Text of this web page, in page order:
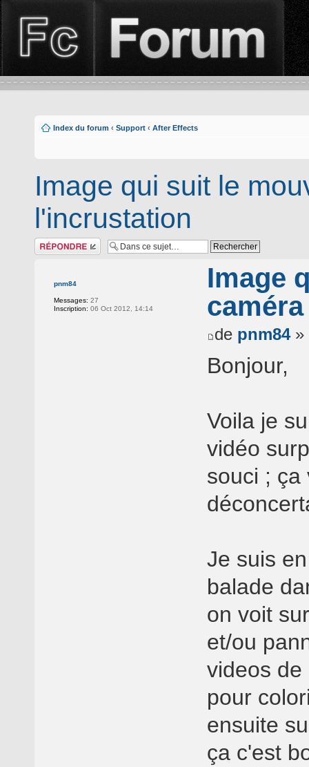
Index du forum ‹ Support ‹ After Effects
Image qui suit le
l'incrustation
Répondre
pnm84
Messages: 27
Inscription: 06 Oct 2012, 14:14
Image
de pnm84»
Bonjour,
Voila je
vidéo
souci ; ça
Je suis
balade
on voit
et/ou
videos de
pour
ensuite
ça c'est